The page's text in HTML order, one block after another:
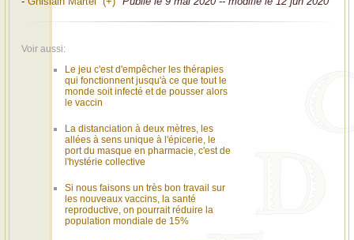
Voir aussi:
Le jeu c'est d'empêcher les thérapies
qui fonctionnent jusqu'à ce que tout le
monde soit infecté et de pousser alors
le vaccin
La distanciation à deux mètres, les
allées à sens unique à l'épicerie, le
port du masque en pharmacie, c'est de
l'hystérie collective
Si nous faisons un très bon travail sur
les nouveaux vaccins, la santé
reproductive, on pourrait réduire la
population mondiale de 15%